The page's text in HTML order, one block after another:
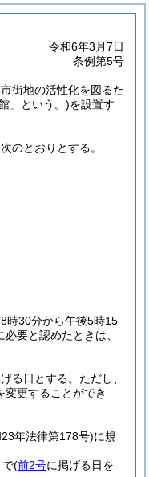
令和6年3月7日
条例第5号
街地の活性化を図るた
」という。)を設置す
のとおりとする。
時30分から午後5時15
要と認めたときは、
る日とする。 ただし、
更することができ
年法律第178号)に規
で(前2号に掲げる日を